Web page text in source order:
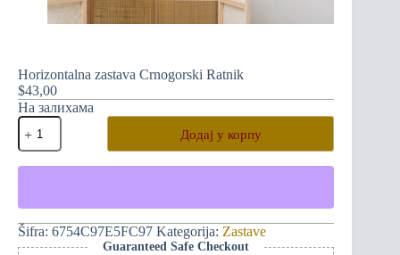
Horizontalna zastava Crnogorski Ratnik
$43,00
На залихама
Horizontalna
zastava
Crnogorski
Ratnik
Додај у корпу
Šifra: 6754C97E5FC97 Kategorija: Zastave
Guaranteed Safe Checkout